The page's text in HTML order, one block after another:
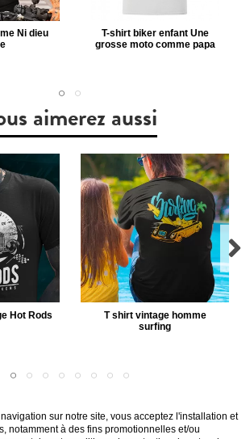
Ni dieu
T-shirt biker enfant Une
grosse moto comme papa
aimerez aussi
Hot Rods
T shirt vintage homme
surfing
sur notre site, vous acceptez l'installation et
notamment à des fins promotionnelles et/ou